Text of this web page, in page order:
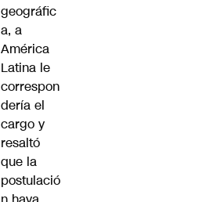
geográfic
a, a
América
Latina le
correspon
dería el
cargo y
resaltó
que la
postulació